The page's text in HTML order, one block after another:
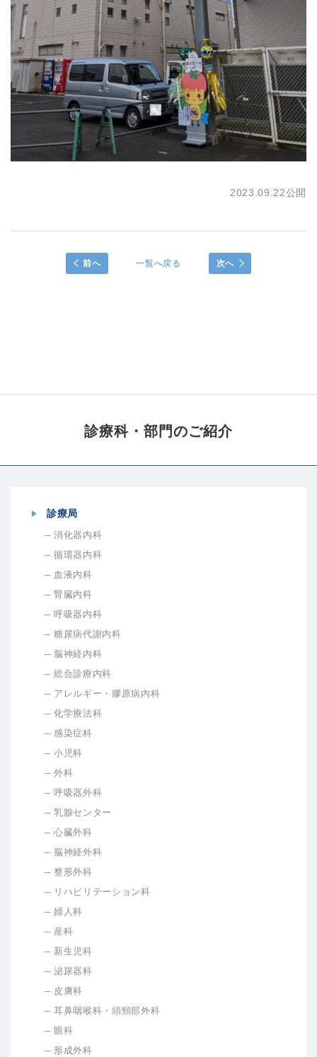
2023.09.22公開
前へ 一覧へ戻る 次へ
診療科・部門のご紹介
診療局
消化器内科
循環器内科
血液内科
腎臓内科
呼吸器内科
糖尿病代謝内科
脳神経内科
総合診療内科
アレルギー・膠原病内科
化学療法科
感染症科
小児科
外科
呼吸器外科
乳腺センター
心臓外科
脳神経外科
整形外科
リハビリテーション科
婦人科
産科
新生児科
泌尿器科
皮膚科
耳鼻咽喉科・頭頸部外科
眼科
形成外科